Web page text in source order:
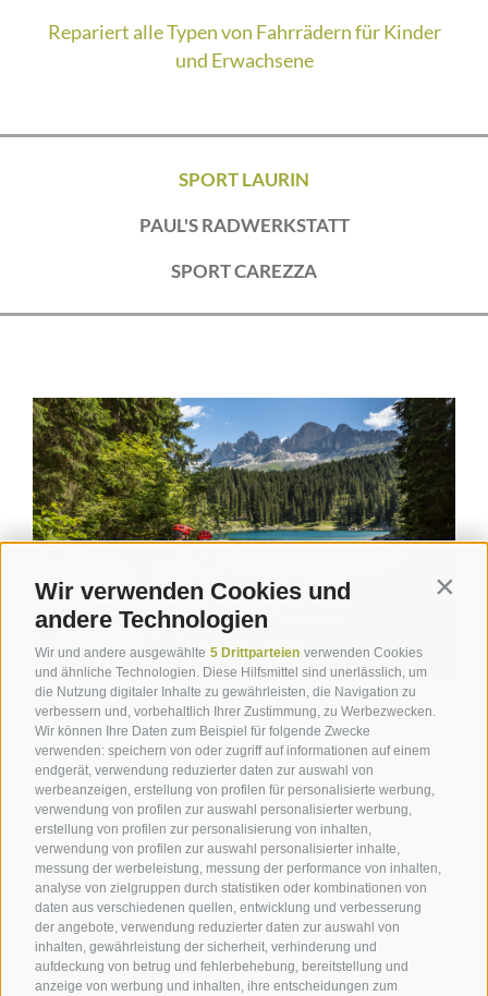
Wir verwenden Cookies und
andere Technologien
Wir und andere ausgewählte 5 Drittparteien verwenden Cookies
und ähnliche Technologien. Diese Hilfsmittel sind unerlässlich, um
die Nutzung digitaler Inhalte zu gewährleisten, die Navigation zu
verbessern und, vorbehaltlich Ihrer Zustimmung, zu Werbezwecken.
Wir können Ihre Daten zum Beispiel für folgende Zwecke
verwenden: speichern von oder zugriff auf informationen auf einem
endgerät, verwendung reduzierter daten zur auswahl von
werbeanzeigen, erstellung von profilen für personalisierte werbung,
verwendung von profilen zur auswahl personalisierter werbung,
erstellung von profilen zur personalisierung von inhalten,
verwendung von profilen zur auswahl personalisierter inhalte,
messung der werbeleistung, messung der performance von inhalten,
analyse von zielgruppen durch statistiken oder kombinationen von
daten aus verschiedenen quellen, entwicklung und verbesserung
der angebote, verwendung reduzierter daten zur auswahl von
inhalten, gewährleistung der sicherheit, verhinderung und
aufdeckung von betrug und fehlerbehebung, bereitstellung und
anzeige von werbung und inhalten, ihre entscheidungen zum
Repariert alle Typen von Fahrrädern für Kinder
und Erwachsene
SPORT LAURIN
PAUL'S RADWERKSTATT
SPORT CAREZZA
Sport Laurin - Welschnofen
Repariert alle Typen von Fahrrädern für Kinder und
Erwachsene.
Sind Sie auf der Suche nach einem aufregenden Erlebnis
in den Dolomiten und möchten sich in den Sattel eines
ihrer modernen E-Bikes schwingen? Oder benötigen Sie
noch die richtige Ausrüstung für einen entspannten Tag
in den Bergen? Sport Laurin stattet Sie mit dem
passenden Equipment aus!